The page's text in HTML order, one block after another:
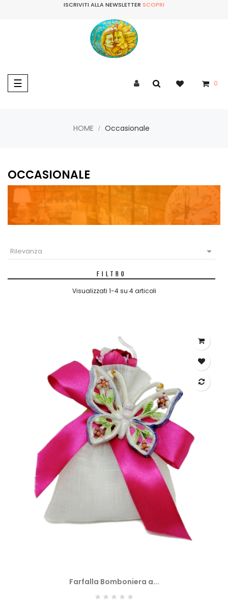
ISCRIVITI ALLA NEWSLETTER SCOPRI
navigazione
Toggle
☰ 0
HOME Occasionale
OCCASIONALE
Rilevanza 
FILTRO
Visualizzati 1-4 su 4 articoli
Farfalla Bomboniera a...